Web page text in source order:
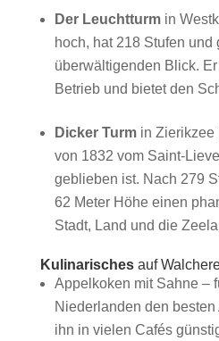
Der Leuchtturm in
hoch, hat 218 Stufen
überwältigenden Blick.
Betrieb und bietet den
Dicker Turmin Zierikzee
von 1832 vom Saint-
geblieben ist. Nach 279
62 Meter Höhe einen
Stadt, Land und die
Kulinarischesauf
Appelkoken mit Sahne –
Niederlanden den
ihn in vielen Cafés